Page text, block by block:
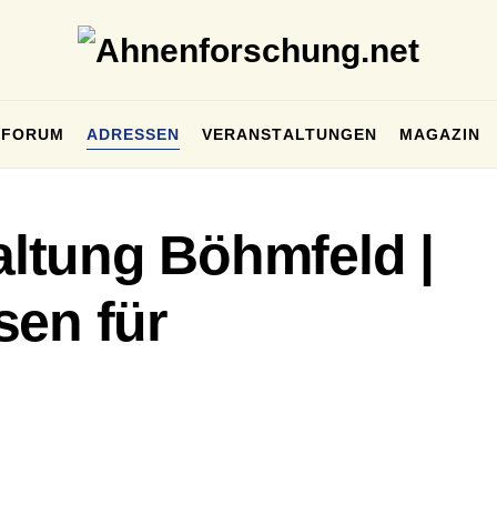
FORUM ADRESSEN VERANSTALTUNGEN MAGAZIN
Böhmfeld |
für